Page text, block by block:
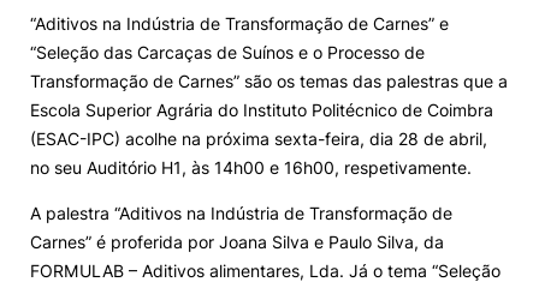
International Relations
Ofertas de Emprego e Informações Úteis
Loja da Agrária
Mudança de Par Instituição/Curso
“Aditivos na Indústria de Transformação de Carnes” e
“Seleção das Carcaças de Suínos e o Processo de
Transformação de Carnes” são os temas das palestras que a
Escola Superior Agrária do Instituto Politécnico de Coimbra
(ESAC-IPC) acolhe na próxima sexta-feira, dia 28 de abril,
no seu Auditório H1, às 14h00 e 16h00, respetivamente.
A palestra “Aditivos na Indústria de Transformação de
Carnes” é proferida por Joana Silva e Paulo Silva, da
FORMULAB – Aditivos alimentares, Lda. Já o tema “Seleção